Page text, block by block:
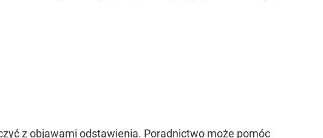
z objawami odstawienia. Poradnictwo może pomóc